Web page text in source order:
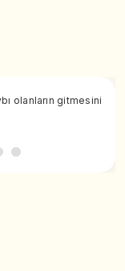
olanların gitmesini